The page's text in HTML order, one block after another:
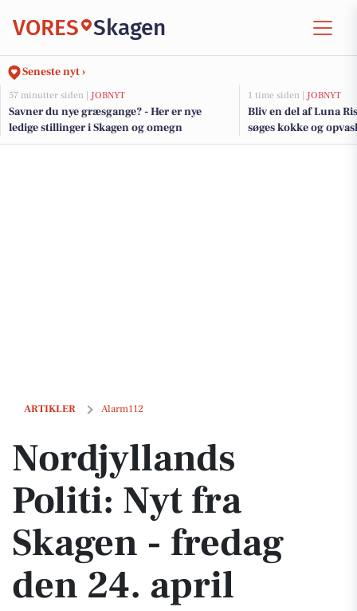
VORES Skagen
Seneste nyt ›
57 minutter siden | JOBNYT
Savner du nye græsgange? - Her er nye
ledige stillinger i Skagen og omegn
1 time siden | JOBNYT
Bliv en del af Luna
søges kokke og
ARTIKLER Alarm112
Nordjyllands Politi: Nyt fra Skagen - fredag den 24. april
Nordjyllands
Politi: Nyt fra
Skagen - fredag
den 24. april